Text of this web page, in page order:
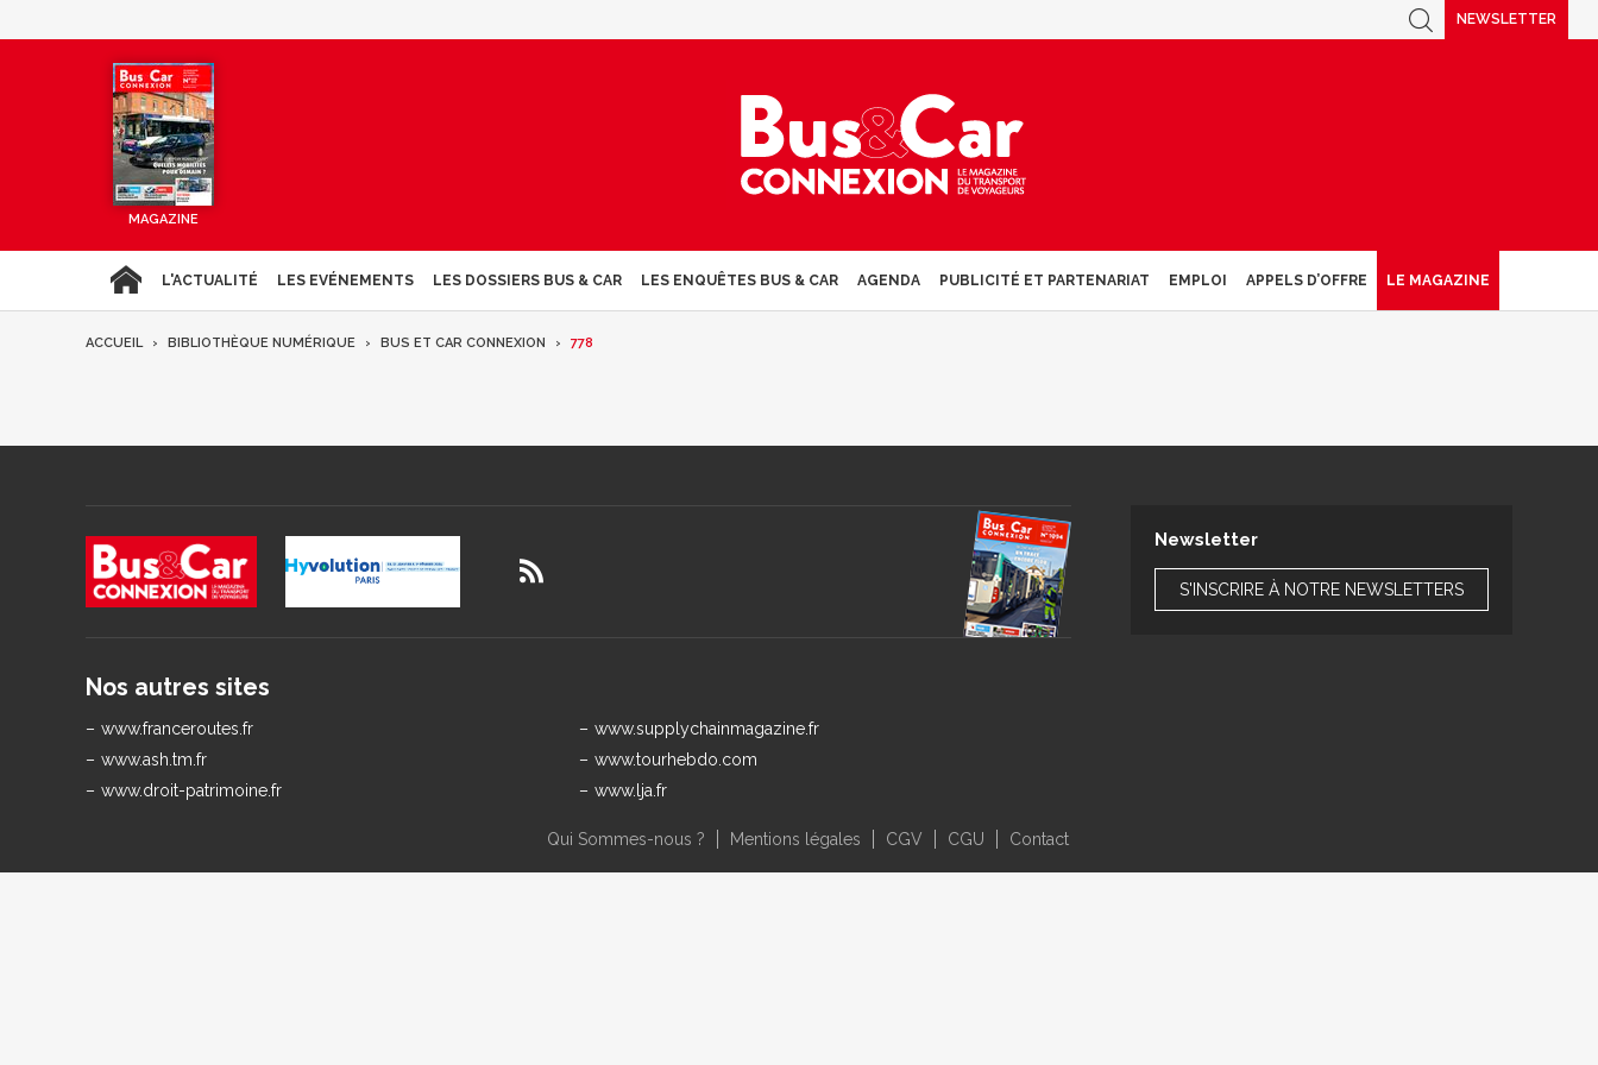
NEWSLETTER
MAGAZINE
L'ACTUALITÉ LES EVÉNEMENTS LES DOSSIERS BUS & CAR LES ENQUÊTES BUS & CAR AGENDA PUBLICITÉ ET PARTENARIAT EMPLOI APPELS D’OFFRE LE MAGAZINE
ACCUEIL BIBLIOTHÈQUE NUMÉRIQUE BUS ET CAR CONNEXION 778
Nos autres sites
www.franceroutes.fr
www.supplychainmagazine.fr
www.ash.tm.fr
www.tourhebdo.com
www.droit-patrimoine.fr
www.lja.fr
Newsletter
S'INSCRIRE À NOTRE NEWSLETTERS
Qui Sommes-nous ? Mentions légales CGV CGU Contact